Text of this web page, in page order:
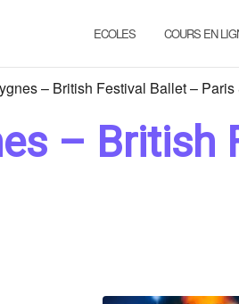
ECOLES COURS EN
– British Festival Ballet – Paris
–